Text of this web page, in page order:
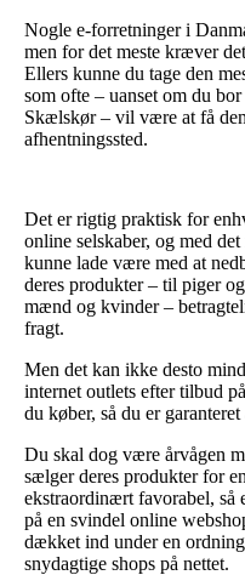
Nogle e-forretninger i
men for det meste kræver
Ellers kunne du tage den
som ofte – uanset om du
Skælskør – vil være at få
afhentningssted.
Det er rigtig praktisk for
online selskaber, og med
kunne lade være med at
deres produkter – til piger
mænd og kvinder –
fragt.
Men det kan ikke desto
internet outlets efter tilbud
du køber, så du er
Du skal dog være årvågen
sælger deres produkter for
ekstraordinært favorabel,
på en svindel online
dækket ind under en
snydagtige shops på nettet.